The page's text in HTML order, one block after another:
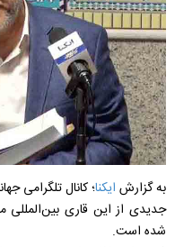
به گزارش ایکنا؛ کانال تلگرامی
جدیدی از این قاری بین‌المللی
شده است.